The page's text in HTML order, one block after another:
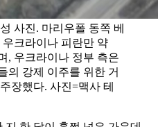
사진. 마리우폴 동쪽 베
크라이나 피란만 약
, 우크라이나 정부 측은
의 강제 이주를 위한 거
장했다. 사진=맥사 테